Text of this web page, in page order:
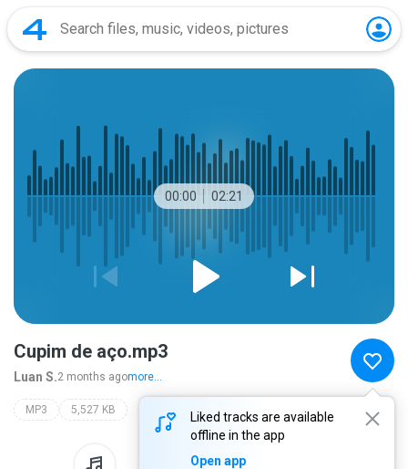
00:00 02:21
Liked tracks are available
offline in the app
Open app
Cupim de aço.mp3
Luan S.2 months agomore...
MP3 5,527 KB